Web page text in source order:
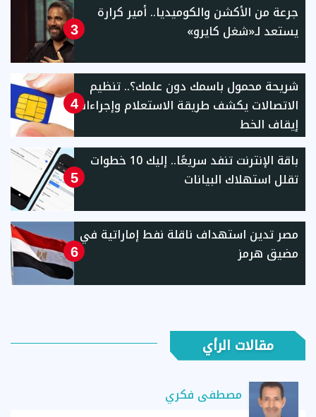
3
جرعة من الأكشن والكوميديا.. أمير كرارة
يستعد لـ«شغل كايرو»
4
شريحة محمول باسمك دون علمك؟.. تنظيم
الاتصالات يكشف طريقة الاستعلام وإجراءات
إيقاف الخط
5
باقة الإنترنت تنفد سريعًا.. إليك 10 خطوات
تقلل استهلاك البيانات
6
مصر تدين استهداف ناقلة نفط إماراتية في
مضيق هرمز
مقالات الرأي
مصطفى فكري